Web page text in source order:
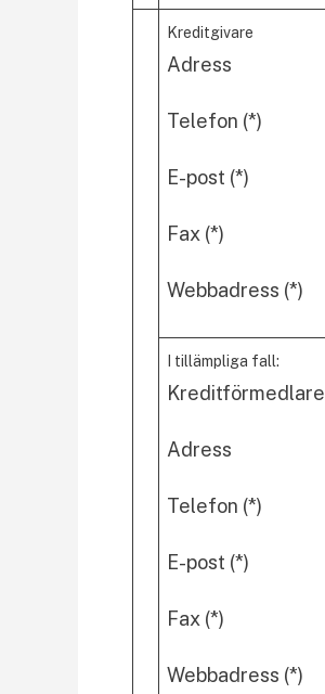
Kreditgivare
Adress
Telefon (*)
E-post (*)
Fax (*)
Webbadress (*)
I tillämpliga fall:
Kreditförmedlare
Adress
Telefon (*)
E-post (*)
Fax (*)
Webbadress (*)